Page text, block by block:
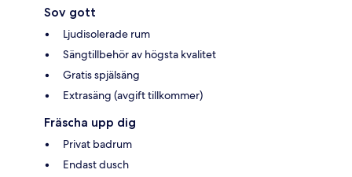
Sov gott
Ljudisolerade rum
Sängtillbehör av högsta kvalitet
Gratis spjälsäng
Extrasäng (avgift tillkommer)
Fräscha upp dig
Privat badrum
Endast dusch